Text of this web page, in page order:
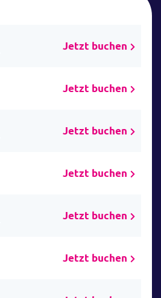
Jetzt buchen
Jetzt buchen
Jetzt buchen
Jetzt buchen
Jetzt buchen
Jetzt buchen